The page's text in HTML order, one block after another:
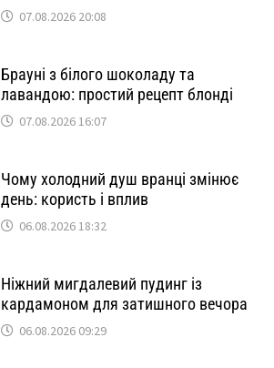
07.08.2026 20:08
Брауні з білого шоколаду та
лавандою: простий рецепт блонді
07.08.2026 16:07
Чому холодний душ вранці змінює
день: користь і вплив
06.08.2026 18:32
Ніжний мигдалевий пудинг із
кардамоном для затишного вечора
06.08.2026 09:29